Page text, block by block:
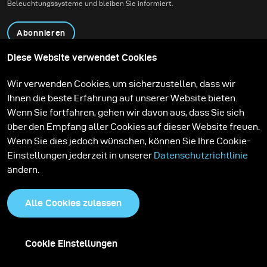
Action-Aufnahmen zu
Tiefe, Stimmung und
zu verlieren.
Beleuchtungssysteme und bleiben Sie informiert.
Abonnieren
Kontakt
Technologien
Contribute to our blog
Lernen
Support
Karriere
Media Center
Diese Website verwendet Cookies
Wir verwenden Cookies, um sicherzustellen, dass wir
Ihnen die beste Erfahrung auf unserer Website bieten.
Wenn Sie fortfahren, gehen wir davon aus, dass Sie sich
über den Empfang aller Cookies auf dieser Website freuen.
Wenn Sie dies jedoch wünschen, können Sie Ihre Cookie-
Einstellungen jederzeit in unserer Datenschutzrichtlinie
ändern.
Alle Cookies zulassen
Cookie Einstellungen